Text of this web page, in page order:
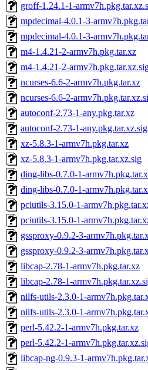
groff-1.24.1-1-
mpdecimal-4.0.1-3-
mpdecimal-4.0.1-3-
m4-1.4.21-2-armv7h.pkg.tar.xz
m4-1.4.21-2-
ncurses-6.6-2-armv7h.pkg.tar.xz
ncurses-6.6-2-
autoconf-2.73-1-any.pkg.tar.xz
autoconf-2.73-1-any.pkg.tar.xz.sig
xz-5.8.3-1-armv7h.pkg.tar.xz
xz-5.8.3-1-armv7h.pkg.tar.xz.sig
ding-libs-0.7.0-1-
ding-libs-0.7.0-1-
pciutils-3.15.0-1-
pciutils-3.15.0-1-
gssproxy-0.9.2-3-
gssproxy-0.9.2-3-
libcap-2.78-1-armv7h.pkg.tar.xz
libcap-2.78-1-
nilfs-utils-2.3.0-1-
nilfs-utils-2.3.0-1-
perl-5.42.2-1-armv7h.pkg.tar.xz
perl-5.42.2-1-
libcap-ng-0.9.3-1-